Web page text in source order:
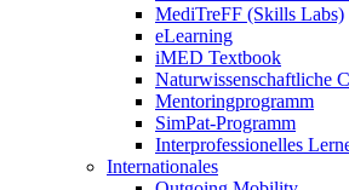
MediTreFF (Skills Labs)
eLearning
iMED Textbook
Naturwissenschaftliche
Mentoringprogramm
SimPat-Programm
Interprofessionelles
Internationales